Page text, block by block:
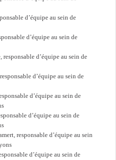
d’équipe au sein de
d’équipe au sein de
d’équipe au sein de
d’équipe au sein de
d’équipe au sein de
d’équipe au sein de
responsable d’équipe au sein
d’équipe au sein de